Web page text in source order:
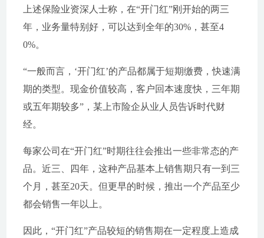
上述保险业资深人士称，在“开门红”刚开始的两三
年，业务量特别好，可以达到全年的30%，甚至4
0%。
“一般而言，‘开门红’的产品都属于短期缴费，快速满
期的类型。现金价值较高，客户回本速度快，三年期
或五年期较多”，某上市险企从业人员告诉时代财
经。
每家公司在“开门红”时期往往会推出一些非常态的产
品。近三、四年，这种产品基本上销售期只有一到三
个月，甚至20天。但更早的时候，推出一个产品至少
都会销售一年以上。
因此，“开门红”产品较短的销售期在一定程度上造成